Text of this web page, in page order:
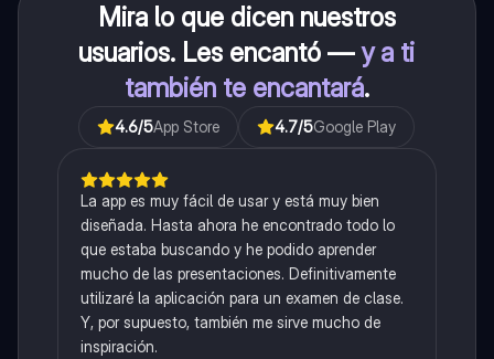
Mira lo que dicen nuestros
usuarios. Les encantó —y a ti
también te encantará.
4.6/5App Store 4.7/5Google Play
La app es muy fácil de usar y está muy bien
diseñada. Hasta ahora he encontrado todo lo
que estaba buscando y he podido aprender
mucho de las presentaciones. Definitivamente
utilizaré la aplicación para un examen de clase.
Y, por supuesto, también me sirve mucho de
inspiración.